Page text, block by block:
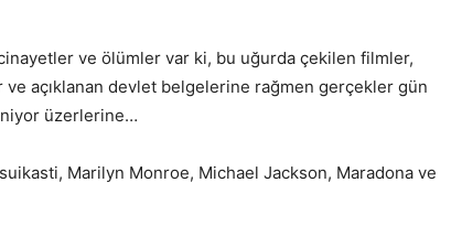
ve ölümler var ki, bu uğurda çekilen filmler,
ve açıklanan devlet belgelerine rağmen gerçekler gün
üzerlerine…
Marilyn Monroe, Michael Jackson, Maradona ve